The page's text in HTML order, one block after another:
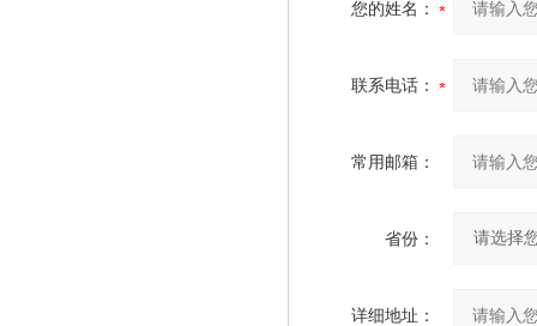
您的姓名：
联系电话：
常用邮箱：
省份：
详细地址：